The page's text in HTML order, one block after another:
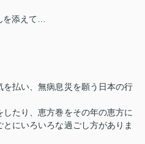
を添えて…
払い、無病息災を願う日本の行
したり、恵方巻をその年の恵方に
にいろいろな過ごし方がありま